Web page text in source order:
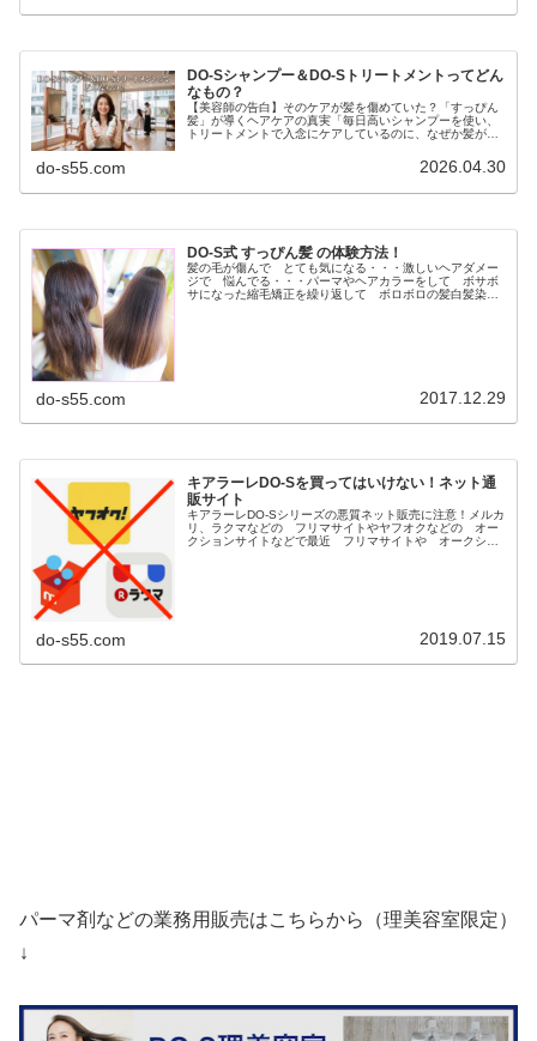
DO-Sシャンプー＆DO-Sトリートメントってどん
なもの？
【美容師の告白】そのケアが髪を傷めていた？「すっぴん
髪」が導くヘアケアの真実「毎日高いシャンプーを使い、
トリートメントで入念にケアしているのに、なぜか髪がパ
do-s55.com 2026.04.30
DO-S式 すっぴん髪 の体験方法！
髪の毛が傷んで とても気になる・・・激しいヘアダメー
ジで 悩んでる・・・パーマやヘアカラーをして ボサボ
サになった縮毛矯正を繰り返して ボロボロの髪白髪染め
do-s55.com 2017.12.29
キアラーレDO-Sを買ってはいけない！ネット通
販サイト
キアラーレDO-Sシリーズの悪質ネット販売に注意！メルカ
リ、ラクマなどの フリマサイトやヤフオクなどの オー
クションサイトなどで最近 フリマサイトや オークショ
do-s55.com 2019.07.15
パーマ剤などの業務用販売はこちらから（理美容室限定）
↓